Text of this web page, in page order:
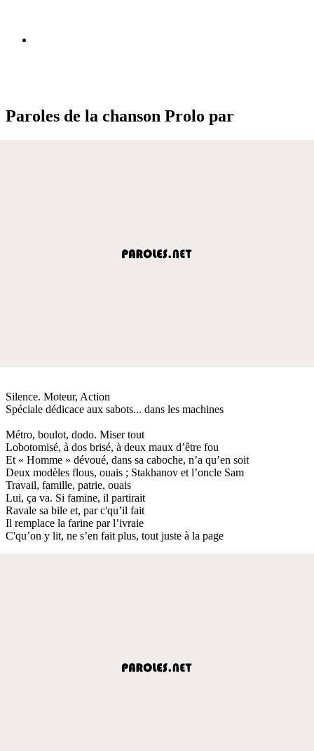
Paroles de la chanson Prolo par
Silence. Moteur, Action
Spéciale dédicace aux sabots... dans les machines
Métro, boulot, dodo. Miser tout
Lobotomisé, à dos brisé, à deux maux d’être fou
Et « Homme » dévoué, dans sa caboche, n’a qu’en soit
Deux modèles flous, ouais ; Stakhanov et l’oncle Sam
Travail, famille, patrie, ouais
Lui, ça va. Si famine, il partirait
Ravale sa bile et, par c'qu’il fait
Il remplace la farine par l’ivraie
C'qu’on y lit, ne s’en fait plus, tout juste à la page